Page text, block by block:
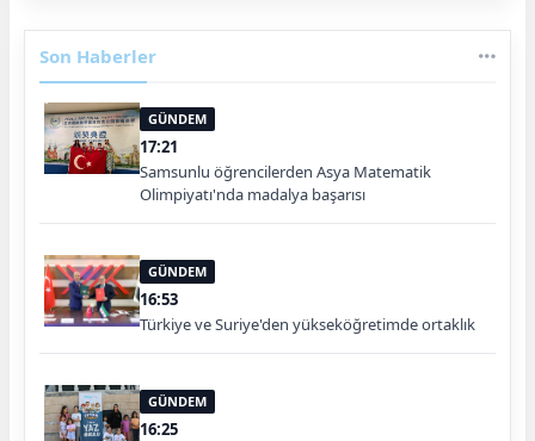
Son Haberler
GÜNDEM
17:21
Samsunlu öğrencilerden Asya Matematik
Olimpiyatı'nda madalya başarısı
GÜNDEM
16:53
Türkiye ve Suriye'den yükseköğretimde ortaklık
GÜNDEM
16:25